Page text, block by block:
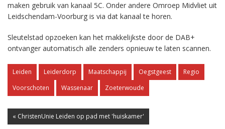
maken gebruik van kanaal 5C. Onder andere Omroep Midvliet uit
Leidschendam-Voorburg is via dat kanaal te horen.
Sleutelstad opzoeken kan het makkelijkste door de DAB+
ontvanger automatisch alle zenders opnieuw te laten scannen.
Leiden Leiderdorp Maatschappij Oegstgeest
Regio
Voorschoten
Wassenaar Zoeterwoude
« ChristenUnie Leiden op pad met 'huiskamer'